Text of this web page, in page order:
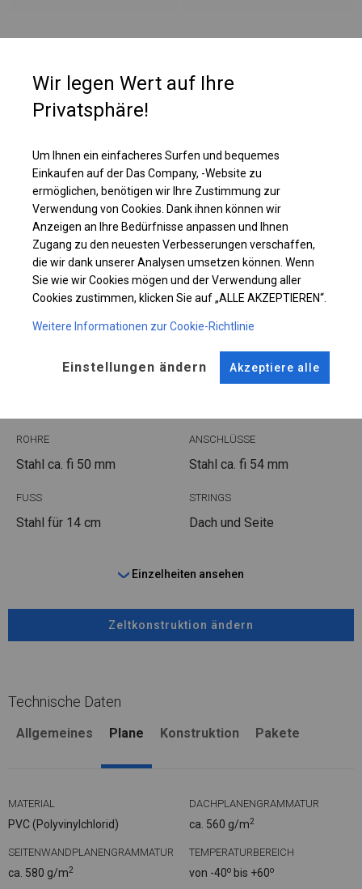
Diese Planenart ist ab einer Höhe von 2,5 m erhältlich. Oben im Zelt sind
runde Fenster angebracht. Zusätzlich hat das Dach sehr große,
Werkstattzelte, in denen eine Beleuchtung erforderlich ist, wir jedoch nicht
möchten, dass das, was wir tun, für Außenstehende sichtbar ist.
Einzelheiten ansehen
Plane ändern
ROHRE
Stahl ca. fi 50 mm
ANSCHLÜSSE
Stahl ca. fi 54 mm
FUSS
Stahl für 14 cm
STRINGS
Dach und Seite
Einzelheiten ansehen
Zeltkonstruktion ändern
Technische Daten
Allgemeines Plane Konstruktion Pakete
MATERIAL
PVC (Polyvinylchlorid)
DACHPLANENGRAMMATUR
ca. 560 g/m2
SEITENWANDPLANENGRAMMATUR
ca. 580 g/m2
TEMPERATURBEREICH
von -40o bis +60o
Wir legen Wert auf Ihre
Privatsphäre!
Um Ihnen ein einfacheres Surfen und bequemes
Einkaufen auf der Das Company, -Website zu
ermöglichen, benötigen wir Ihre Zustimmung zur
Verwendung von Cookies. Dank ihnen können wir
Anzeigen an Ihre Bedürfnisse anpassen und Ihnen
Zugang zu den neuesten Verbesserungen verschaffen,
die wir dank unserer Analysen umsetzen können. Wenn
Sie wie wir Cookies mögen und der Verwendung aller
Cookies zustimmen, klicken Sie auf „ALLE AKZEPTIEREN“.
Weitere Informationen zur Cookie-Richtlinie
Einstellungen ändern Akzeptiere alle